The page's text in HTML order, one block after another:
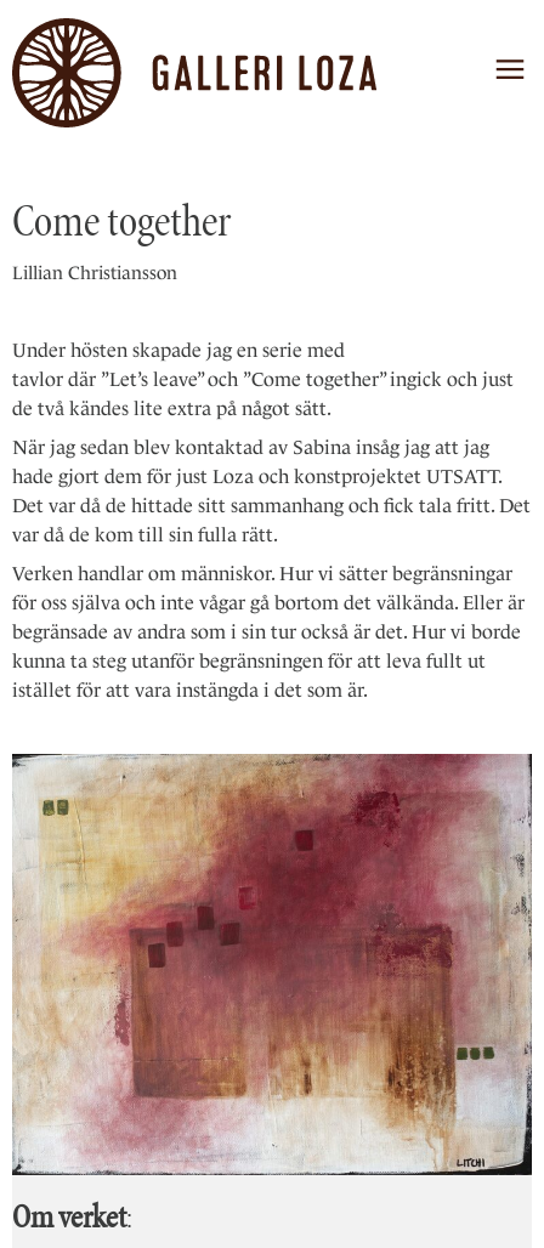
Come together
Lillian Christiansson
Under hösten skapade jag en serie med
tavlor där ”Let’s leave” och ”Come together” ingick och just
de två kändes lite extra på något sätt.
När jag sedan blev kontaktad av Sabina insåg jag att jag
hade gjort dem för just Loza och konstprojektet UTSATT.
Det var då de hittade sitt sammanhang och fick tala fritt. Det
var då de kom till sin fulla rätt.
Verken handlar om människor. Hur vi sätter begränsningar
för oss själva och inte vågar gå bortom det välkända. Eller är
begränsade av andra som i sin tur också är det. Hur vi borde
kunna ta steg utanför begränsningen för att leva fullt ut
istället för att vara instängda i det som är.
Om verket: